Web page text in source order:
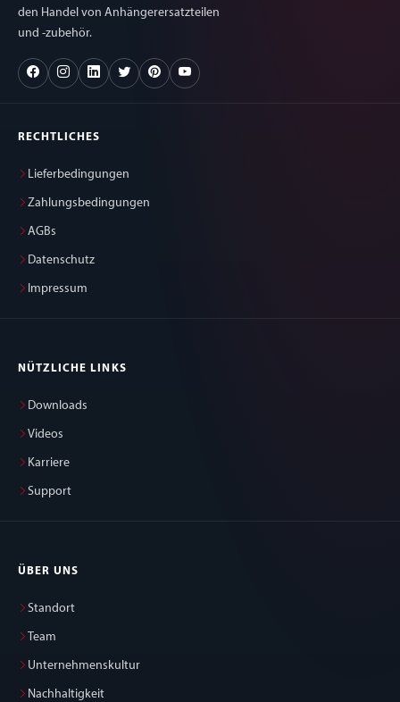
den Handel von Anhängerersatzteilen
und -zubehör.
RECHTLICHES
Lieferbedingungen
Zahlungsbedingungen
AGBs
Datenschutz
Impressum
NÜTZLICHE LINKS
Downloads
Videos
Karriere
Support
ÜBER UNS
Standort
Team
Unternehmenskultur
Nachhaltigkeit